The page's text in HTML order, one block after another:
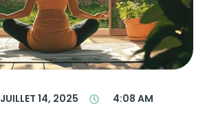
JUILLET 14, 2025 4:08 AM